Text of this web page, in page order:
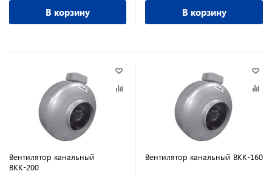
В корзину В корзину
Вентилятор канальный
ВКК-200
Вентилятор канальный ВКК-160